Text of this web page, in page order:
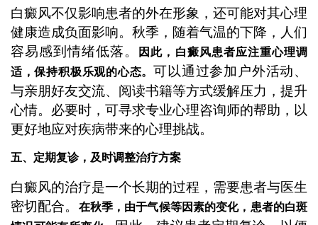
白癜风不仅影响患者的外在形象，还可能对其心理
健康造成负面影响。秋季，随着气温的下降，人们
容易感到情绪低落。
因此，白癜风患者应注重心理调
适，保持积极乐观的心态。 可以通过参加户外活动、
与亲朋好友交流、阅读书籍等方式缓解压力，提升
心情。必要时，可寻求专业心理咨询师的帮助，以
更好地应对疾病带来的心理挑战。
五、定期复诊，及时调整治疗方案
白癜风的治疗是一个长期的过程，需要患者与医生
密切配合。
在秋季，由于气候等因素的变化，患者的白斑